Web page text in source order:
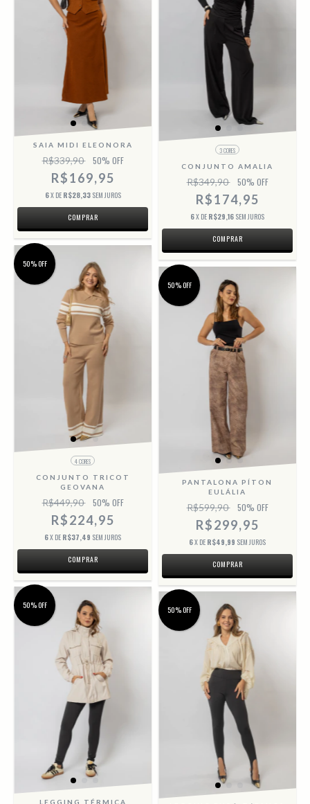
SAIA MIDI ELEONORA
R$339,90 50% OFF
R$169,95
6X DE R$28,33 SEM JUROS
COMPRAR
3 CORES
CONJUNTO AMALIA
R$349,90 50% OFF
R$174,95
6X DE R$29,16 SEM JUROS
COMPRAR
50% OFF
4 CORES
CONJUNTO TRICOT
GEOVANA
R$449,90 50% OFF
R$224,95
6X DE R$37,49 SEM JUROS
COMPRAR
50% OFF
PANTALONA PÍTON
EULÁLIA
R$599,90 50% OFF
R$299,95
6X DE R$49,99 SEM JUROS
COMPRAR
50% OFF
LEGGING TÉRMICA
50% OFF